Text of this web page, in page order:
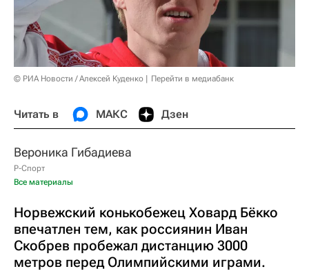
© РИА Новости / Алексей Куденко Перейти в медиабанк
Читать в МАКС Дзен
Вероника Гибадиева
Р-Спорт
Все материалы
Норвежский конькобежец Ховард Бёкко
впечатлен тем, как россиянин Иван
Скобрев пробежал дистанцию 3000
метров перед Олимпийскими играми.